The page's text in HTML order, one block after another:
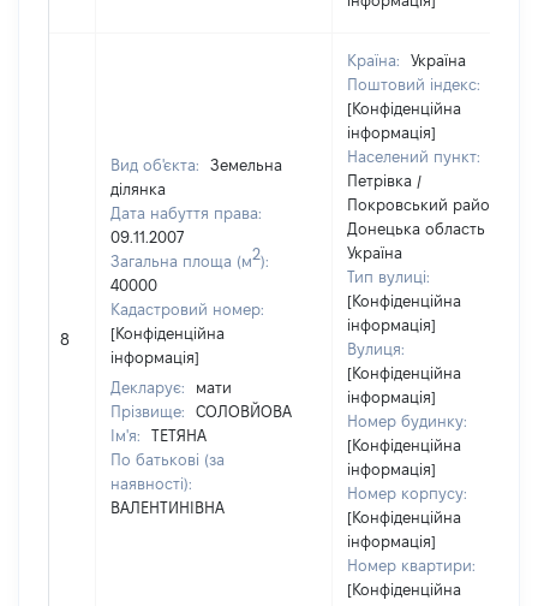
8
Вид об'єкта:
Земельна
ділянка
Дата набуття права:
09.11.2007
Загальна площа (м2):
40000
Кадастровий номер:
[Конфіденційна
інформація]
Декларує:
мати
Прізвище:
СОЛОВЙОВА
Ім'я:
ТЕТЯНА
По батькові (за
наявності):
ВАЛЕНТИНІВНА
Країна:
Україна
Поштовий індекс:
[Конфіденційна
інформація]
Населений пункт:
Петрівка /
Покровський район /
Донецька область /
Україна
Тип вулиці:
[Конфіденційна
інформація]
Вулиця:
[Конфіденційна
інформація]
Номер будинку:
[Конфіденційна
інформація]
Номер корпусу:
[Конфіденційна
інформація]
Номер квартири:
[Конфіденційна